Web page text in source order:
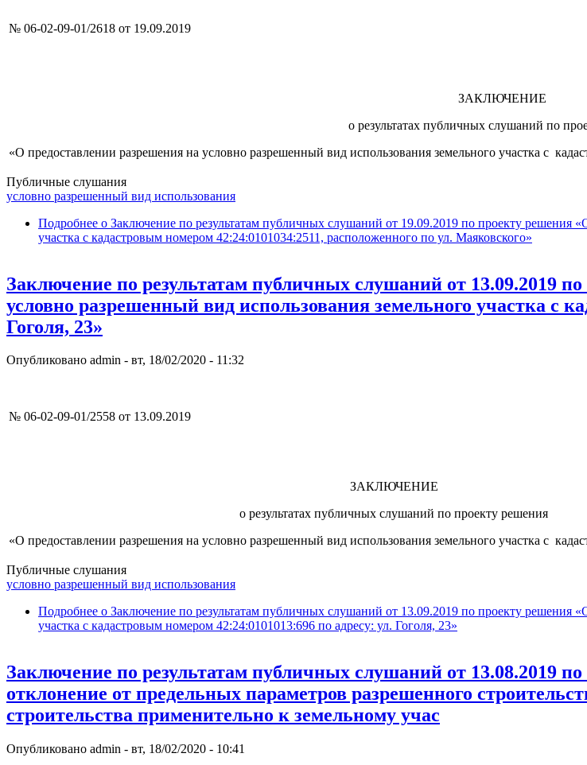
№ 06-02-09-01/2618 от 19.09.2019
ЗАКЛЮЧЕНИЕ
о результатах публичных слушаний по
«О предоставлении разрешения на условно разрешенный вид использования земельного участка с
Публичные слушания
условно разрешенный вид использования
Подробнее о Заключение по результатам публичных слушаний от 19.09.2019 по проекту решения
участка с кадастровым номером 42:24:0101034:2511, расположенного по ул. Маяковского»
Заключение по результатам публичных слушаний от 13.09.2019
условно разрешенный вид использования земельного участка с
Гоголя, 23»
Опубликовано admin - вт, 18/02/2020 - 11:32
№ 06-02-09-01/2558 от 13.09.2019
ЗАКЛЮЧЕНИЕ
о результатах публичных слушаний по проекту решения
«О предоставлении разрешения на условно разрешенный вид использования земельного участка с
Публичные слушания
условно разрешенный вид использования
Подробнее о Заключение по результатам публичных слушаний от 13.09.2019 по проекту решения
участка с кадастровым номером 42:24:0101013:696 по адресу: ул. Гоголя, 23»
Заключение по результатам публичных слушаний от 13.08.2019
отклонение от предельных параметров разрешенного
строительства применительно к земельному учас
Опубликовано admin - вт, 18/02/2020 - 10:41